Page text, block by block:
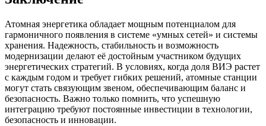
Атомная энергетика обладает мощным потенциалом для
гармоничного появления в системе «умных сетей» и системы
хранения. Надежность, стабильность и возможность
модернизации делают её достойным участником будущих
энергетических стратегий. В условиях, когда доля ВИЭ растет
с каждым годом и требует гибких решений, атомные станции
могут стать связующим звеном, обеспечивающим баланс и
безопасность. Важно только помнить, что успешную
интеграцию требуют постоянные инвестиции в технологии,
безопасность и инновации.